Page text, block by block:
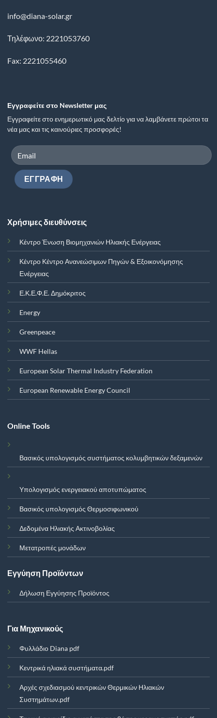
info@diana-solar.gr
Τηλέφωνο: 2221053760
Fax: 2221055460
Εγγραφείτε στο Newsletter μας
Εγγραφείτε στο ενημερωτικό μας δελτίο για να λαμβάνετε πρώτοι τα
νέα μας και τις καινούριες προσφορές!
Χρήσιμες διευθύνσεις
Κέντρο Ένωση Βιομηχανιών Ηλιακής Ενέργειας
Κέντρο Κέντρο Ανανεώσιμων Πηγών & Εξοικονόμησης
Ενέργειας
Ε.Κ.Ε.Φ.Ε. Δημόκριτος
Energy
Greenpeace
WWF Hellas
European Solar Thermal Industry Federation
European Renewable Energy Council
Online Tools
Βασικός υπολογισμός συστήματος κολυμβητικών δεξαμενών
Υπολογισμός ενεργειακού αποτυπώματος
Βασικός υπολογισμός Θερμοσιφωνικού
Δεδομένα Ηλιακής Ακτινοβολίας
Μετατροπές μονάδων
Εγγύηση Προϊόντων
Δήλωση Εγγύησης Προϊόντος
Για Μηχανικούς
Φυλλάδιο Diana pdf
Κεντρικά ηλιακά συστήματα.pdf
Αρχές σχεδιασμού κεντρικών Θερμικών Ηλιακών
Συστημάτων.pdf